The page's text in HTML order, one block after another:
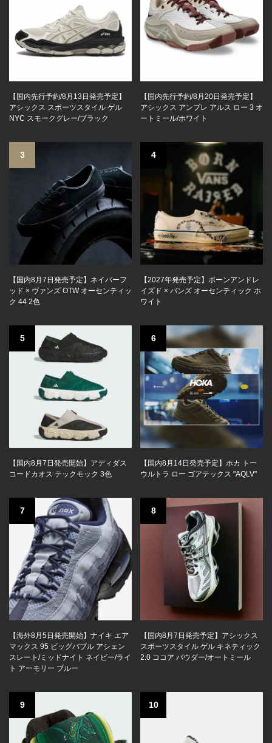
【国内先行予約/8月13日発売予定】
アシックス スポーツスタイル ゲル
NYC スモークグレー/ブラック
【国内先行予約/8月20日発売予定】
アシックス アンプレ アルス ロー 3 オ
ートミール/ホワイト
3
【国内8月7日発売予定】ネイバーフ
ッド × ヴァンズ OTW オーセンティッ
ク 44 2色
4
【2027年発売予定】ボーンアンドレ
イズド × バンズ オーセンティック ホ
ワイト
5
【国内8月7日発売開始】アディダス
コードカオス テックモック 3色
6
【国内8月14日発売予定】ホカ トー
ウルトラ ロー ゴアテックス "AQLV"
7
【海外8月5日発売開始】ナイキ エア
マックス 95 ビッグバブル アシェン
スレート/ミッドナイト ネイビー/ライ
ト アーモリー ブルー
8
【国内8月7日発売予定】アシックス
スポーツスタイル ゲル キネティック
2.0 ココア パウダー/オートミール
9 10